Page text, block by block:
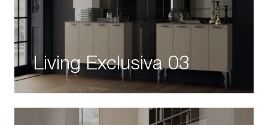
Living Exclusiva 03